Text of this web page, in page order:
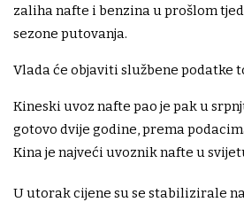
zaliha nafte i benzina u prošlom
sezone putovanja.
Vlada će objaviti službene podatke
Kineski uvoz nafte pao je pak u
gotovo dvije godine, prema
Kina je najveći uvoznik nafte u
U utorak cijene su se stabilizirale